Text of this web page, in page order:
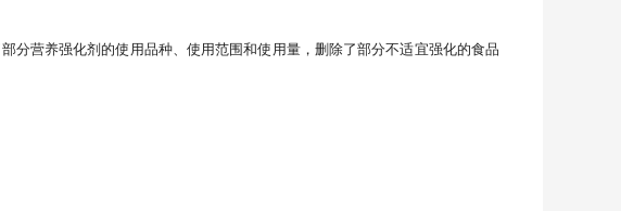
分营养强化剂的使用品种、使用范围和使用量，删除了部分不适宜强化的食品